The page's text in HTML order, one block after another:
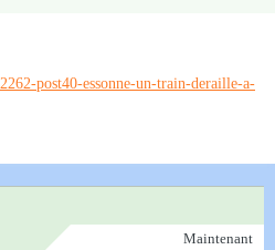
post40-essonne-un-train-deraille-a-
Maintenant